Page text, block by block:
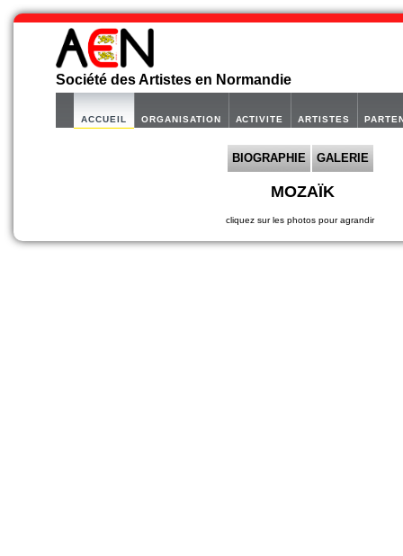
Société des Artistes en Normandie
ACCUEIL ORGANISATION ACTIVITE ARTISTES
BIOGRAPHIE GALERIE
MOZAÏK
cliquez sur les photos pour agrandir